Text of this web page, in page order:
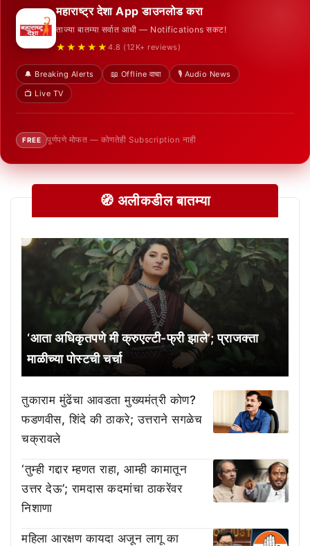
महाराष्ट्र देशा App डाउनलोड करा
ताज्या बातम्या सर्वात आधी — Notifications सकट!
★★★★★ 4.8 (12K+ reviews)
🔔 Breaking Alerts 📖 Offline वाचा
🎙️ Audio News
📺 Live TV
FREE पूर्णपणे मोफत — कोणतेही Subscription नाही
🧭 अलीकडील बातम्या
‘आता अधिकृतपणे मी क्रुएल्टी-फ्री झाले’; प्राजक्ता
माळीच्या पोस्टची चर्चा
तुकाराम मुंढेंचा आवडता मुख्यमंत्री कोण?
फडणवीस, शिंदे की ठाकरे; उत्तराने सगळेच
चक्रावले
‘तुम्ही गद्दार म्हणत राहा, आम्ही कामातून
उत्तर देऊ’; रामदास कदमांचा ठाकरेंवर
निशाणा
महिला आरक्षण कायदा अजून लागू का